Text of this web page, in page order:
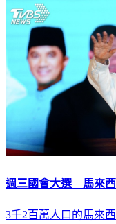
週三國會大選 馬來
3千2百萬人口的馬來